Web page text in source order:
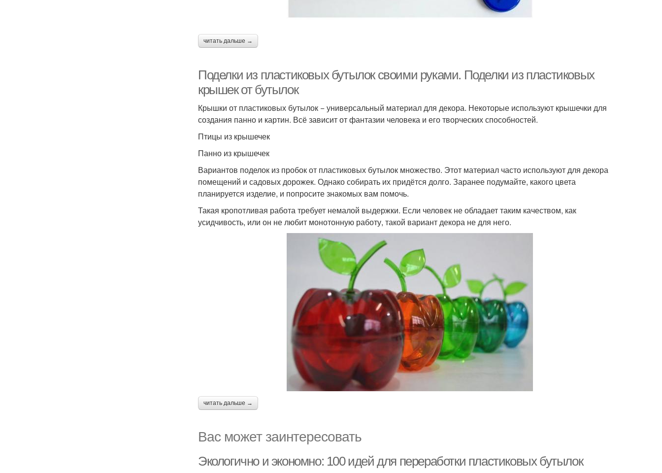
читать дальше →
Поделки из пластиковых бутылок своими руками. Поделки из пластиковых
крышек от бутылок
Крышки от пластиковых бутылок − универсальный материал для декора. Некоторые используют крышечки для
создания панно и картин. Всё зависит от фантазии человека и его творческих способностей.
Птицы из крышечек
Панно из крышечек
Вариантов поделок из пробок от пластиковых бутылок множество. Этот материал часто используют для декора
помещений и садовых дорожек. Однако собирать их придётся долго. Заранее подумайте, какого цвета
планируется изделие, и попросите знакомых вам помочь.
Такая кропотливая работа требует немалой выдержки. Если человек не обладает таким качеством, как
усидчивость, или он не любит монотонную работу, такой вариант декора не для него.
читать дальше →
Вас может заинтересовать
Экологично и экономно: 100 идей для переработки пластиковых бутылок